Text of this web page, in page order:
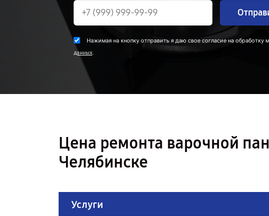
Нажимая на кнопку отправить я даю свое согласие на обработку
данных.
Цена ремонта варочной
Челябинске
Услуги